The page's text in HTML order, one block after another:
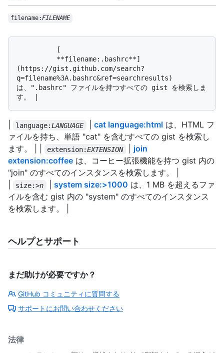
filename:FILENAME
(https://gist.github.com/search?
q=filename%3A.bashrc&ref=searchresults)
は、".bashrc" ファイルを持つすべての gist を検索しま
language:LANGUAGE cat language:htmlは、HTML フ
ァイルを持ち、単語 "cat" を含むすべての gist を検索し
ます。 | |
extension:EXTENSION
join
extension:coffee は、コーヒー拡張機能を持つ gist 内の
"join" のすべてのインスタンスを検索します。 |
size:>n system size:>1000 は、1 MB を超えるファ
イルを含む gist 内の "system" のすべてのインスタンス
を検索します。 |
ヘルプとサポート
まだ助けが必要ですか？
GitHub コミュニティに質問する
サポートにお問い合わせください
法律